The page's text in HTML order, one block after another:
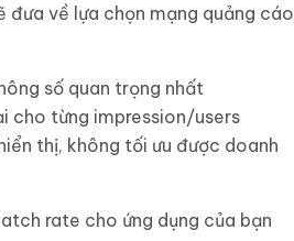
về lựa chọn mạng quảng cáo
số quan trọng nhất
cho từng impression/users
thị, không tối ưu được doanh
rate cho ứng dụng của bạn